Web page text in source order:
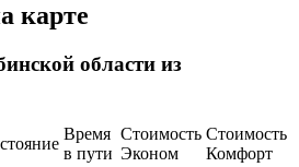
карте
области из
Время
в пути
Стоимость
Эконом
Стоимость
Комфорт